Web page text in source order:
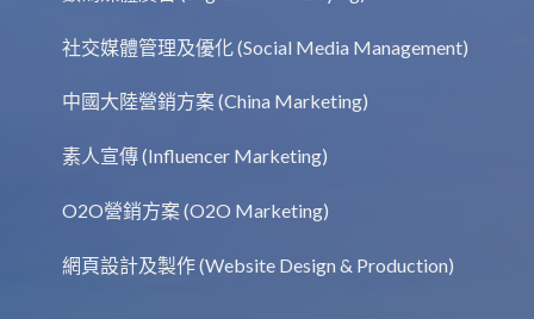
社交媒體管理及優化 (Social Media Management)
中國大陸營銷方案 (China Marketing)
素人宣傳 (Influencer Marketing)
O2O營銷方案 (O2O Marketing)